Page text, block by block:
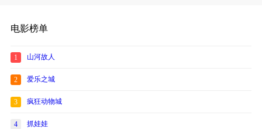
电影榜单
1 山河故人
2 爱乐之城
3 疯狂动物城
4 抓娃娃